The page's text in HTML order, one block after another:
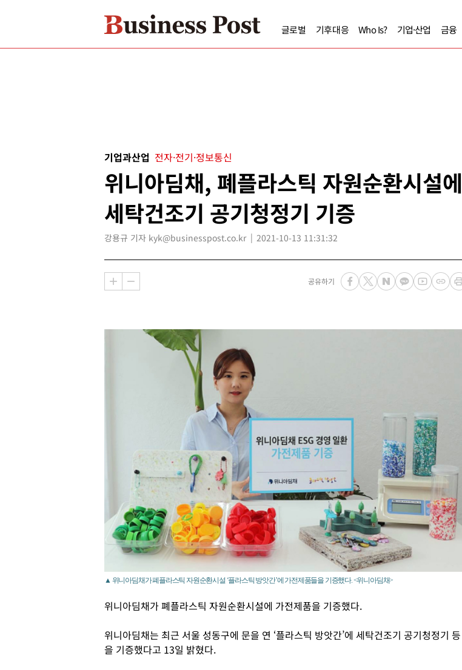
글로벌 기후대응 Who Is? 기업·산업 금융
기업과산업 전자·전기·정보통신
위니아딤채, 폐플라스틱 자원순환시설에
세탁건조기 공기청정기 기증
강용규 기자 kyk@businesspost.co.kr 2021-10-13 11:31:32
공유하기
▲ 위니아딤채가 폐플라스틱 자원순환시설 ‘플라스틱 방앗간’에 가전제품들을 기증했다. <위니아딤채>
위니아딤채가 폐플라스틱 자원순환시설에 가전제품을 기증했다.
위니아딤채는 최근 서울 성동구에 문을 연 ‘플라스틱 방앗간’에 세탁건조기 공기청정기 등
을 기증했다고 13일 밝혔다.